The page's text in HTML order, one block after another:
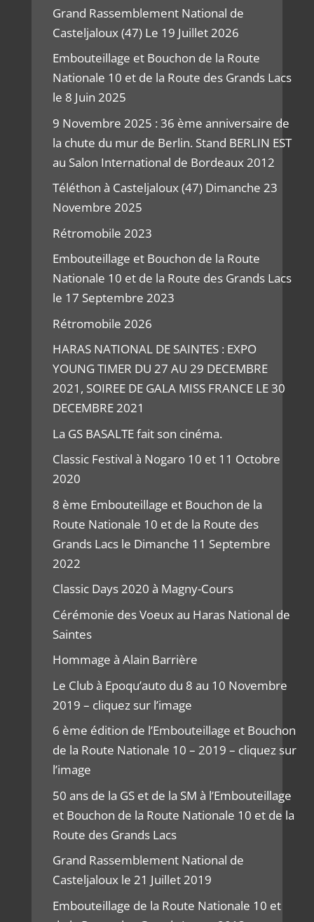
Grand Rassemblement National de
Casteljaloux (47) Le 19 Juillet 2026
Embouteillage et Bouchon de la Route
Nationale 10 et de la Route des Grands Lacs
le 8 Juin 2025
9 Novembre 2025 : 36 ème anniversaire de
la chute du mur de Berlin. Stand BERLIN EST
au Salon International de Bordeaux 2012
Téléthon à Casteljaloux (47) Dimanche 23
Novembre 2025
Rétromobile 2023
Embouteillage et Bouchon de la Route
Nationale 10 et de la Route des Grands Lacs
le 17 Septembre 2023
Rétromobile 2026
HARAS NATIONAL DE SAINTES : EXPO
YOUNG TIMER DU 27 AU 29 DECEMBRE
2021, SOIREE DE GALA MISS FRANCE LE 30
DECEMBRE 2021
La GS BASALTE fait son cinéma.
Classic Festival à Nogaro 10 et 11 Octobre
2020
8 ème Embouteillage et Bouchon de la
Route Nationale 10 et de la Route des
Grands Lacs le Dimanche 11 Septembre
2022
Classic Days 2020 à Magny-Cours
Cérémonie des Voeux au Haras National de
Saintes
Hommage à Alain Barrière
Le Club à Epoqu’auto du 8 au 10 Novembre
2019 – cliquez sur l’image
6 ème édition de l’Embouteillage et Bouchon
de la Route Nationale 10 – 2019 – cliquez sur
l’image
50 ans de la GS et de la SM à l’Embouteillage
et Bouchon de la Route Nationale 10 et de la
Route des Grands Lacs
Grand Rassemblement National de
Casteljaloux le 21 Juillet 2019
Embouteillage de la Route Nationale 10 et